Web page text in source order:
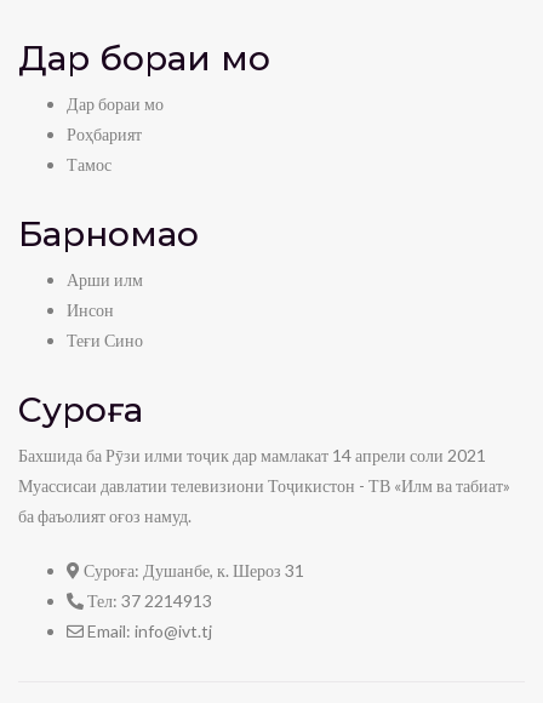
Дар бораи мо
Дар бораи мо
Роҳбарият
Тамос
Барномаҳо
Арши илм
Инсон
Теғи Сино
Суроға
Бахшида ба Рӯзи илми тоҷик дар мамлакат 14 апрели соли 2021
Муассисаи давлатии телевизиони Тоҷикистон - ТВ «Илм ва табиат»
ба фаъолият оғоз намуд.
Суроға: Душанбе, к. Шероз 31
Тел: 37 2214913
Email: info@ivt.tj